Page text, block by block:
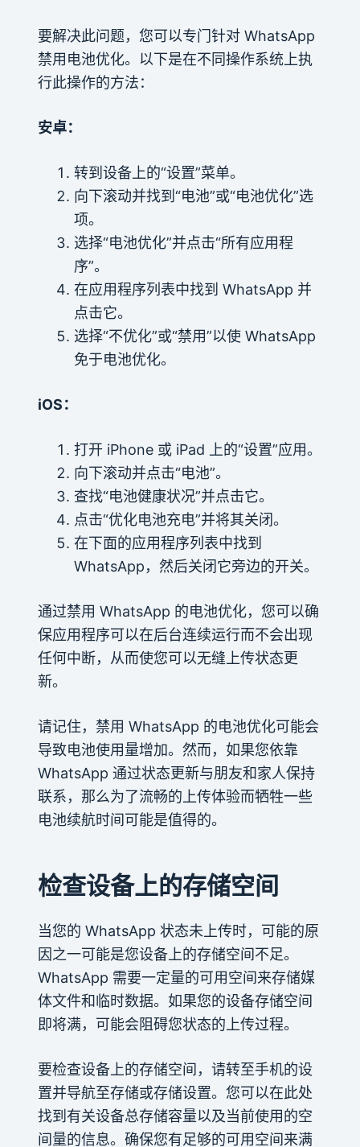
要解决此问题，您可以专门针对 WhatsApp
禁用电池优化。以下是在不同操作系统上执
行此操作的方法：
安卓：
转到设备上的“设置”菜单。
向下滚动并找到“电池”或“电池优化”选
项。
选择“电池优化”并点击“所有应用程
序”。
在应用程序列表中找到 WhatsApp 并
点击它。
选择“不优化”或“禁用”以使 WhatsApp
免于电池优化。
iOS：
打开 iPhone 或 iPad 上的“设置”应用。
向下滚动并点击“电池”。
查找“电池健康状况”并点击它。
点击“优化电池充电”并将其关闭。
在下面的应用程序列表中找到
WhatsApp，然后关闭它旁边的开关。
通过禁用 WhatsApp 的电池优化，您可以确
保应用程序可以在后台连续运行而不会出现
任何中断，从而使您可以无缝上传状态更
新。
请记住，禁用 WhatsApp 的电池优化可能会
导致电池使用量增加。然而，如果您依靠
WhatsApp 通过状态更新与朋友和家人保持
联系，那么为了流畅的上传体验而牺牲一些
电池续航时间可能是值得的。
检查设备上的存储空间
当您的 WhatsApp 状态未上传时，可能的原
因之一可能是您设备上的存储空间不足。
WhatsApp 需要一定量的可用空间来存储媒
体文件和临时数据。如果您的设备存储空间
即将满，可能会阻碍您状态的上传过程。
要检查设备上的存储空间，请转至手机的设
置并导航至存储或存储设置。您可以在此处
找到有关设备总存储容量以及当前使用的空
间量的信息。确保您有足够的可用空间来满